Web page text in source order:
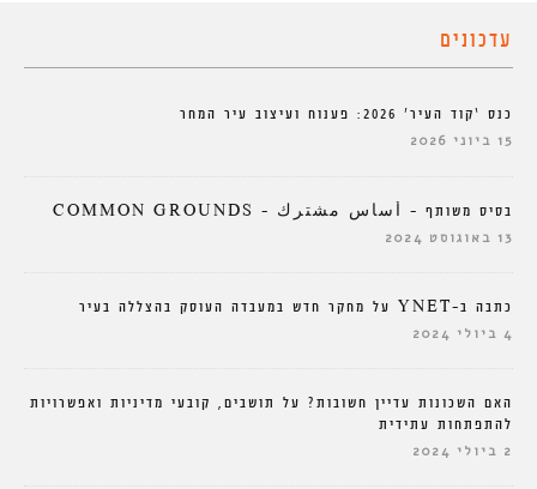
עדכונים
כנס ‘קוד העיר’ 2026: פענוח ועיצוב עיר המחר
15 ביוני 2026
בסיס משותף – أساس مشترك – COMMON GROUNDS
13 באוגוסט 2024
כתבה ב-YNET על מחקר חדש במעבדה העוסק בהצללה בעיר
4 ביולי 2024
האם השכונות עדיין חשובות? על תושבים, קובעי מדיניות ואפשרויות
להתפתחות עתידית
2 ביולי 2024